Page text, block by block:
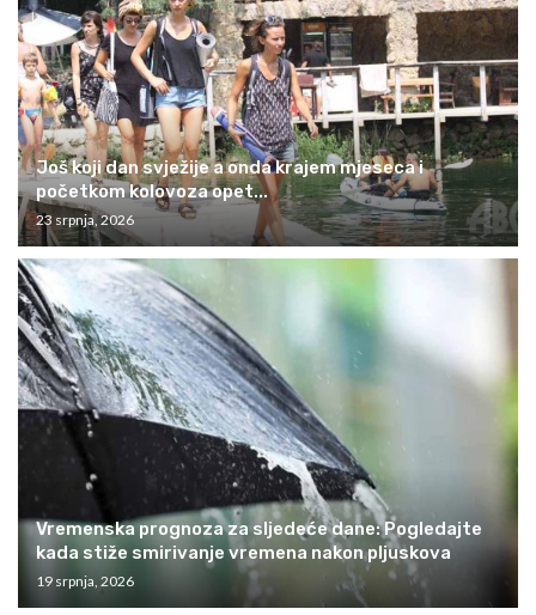
Još koji dan svježije a onda krajem mjeseca i
početkom kolovoza opet...
23 srpnja, 2026
Vremenska prognoza za sljedeće dane: Pogledajte
kada stiže smirivanje vremena nakon pljuskova
19 srpnja, 2026